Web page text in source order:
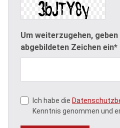
Um weiterzugehen, geben
abgebildeten Zeichen ein*
Ich habe die
Kenntnis genommen und